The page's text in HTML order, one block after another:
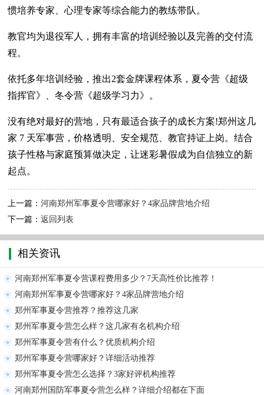
惯培养专家、心理专家等综合能力的教练带队。
教官均为退役军人，拥有丰富的培训经验以及完善的交付流
程。
依托多年培训经验，推出2套金牌课程体系，夏令营《超级
指挥官》、冬令营《超级学习力》。
没有绝对最好的营地，只有最适合孩子的成长方案!郑州这几
家 7 天军事营，价格透明、安全规范、教官持证上岗。结合
孩子性格与家庭预算做决定，让迷彩暑假成为自信独立的新
起点。
上一篇：河南郑州军事夏令营哪家好？4家品牌营地介绍
下一篇：返回列表
相关资讯
河南郑州军事夏令营课程费用多少？7天高性价比推荐！
河南郑州军事夏令营哪家好？4家品牌营地介绍
郑州军事夏令营推荐？推荐这几家
郑州军事夏令营怎么样？这几家有名机构介绍
郑州军事夏令营有什么？优质机构介绍
郑州军事夏令营哪家好？详细活动推荐
郑州军事夏令营怎么选择？3家好评机构推荐
河南郑州国防军事夏令营怎么样？详细介绍都在下面